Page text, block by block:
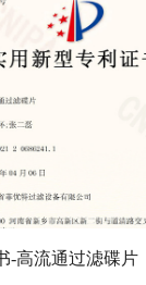
-高流通过滤碟片